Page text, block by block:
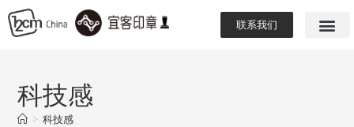
联系我们
科技感
> 科技感